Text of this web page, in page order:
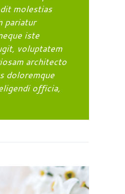
molestias
pariatur
iste
voluptatem
architecto
doloremque
officia,